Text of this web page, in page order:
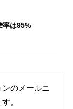
率は95%
ンのメールニ
。